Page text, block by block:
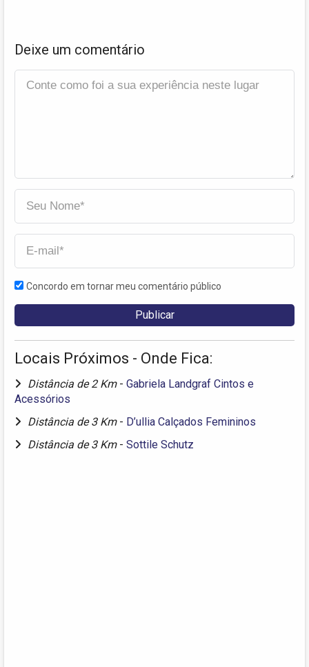
Deixe um comentário
Concordo em tornar meu comentário público
Locais Próximos - Onde Fica:
Distância de 2 Km - Gabriela Landgraf Cintos e
Acessórios
Distância de 3 Km - D’ullia Calçados Femininos
Distância de 3 Km - Sottile Schutz